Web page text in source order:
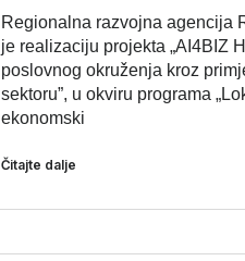
Regionalna razvojna agencija
je realizaciju projekta „AI4BIZ
poslovnog okruženja kroz
sektoru”, u okviru programa
ekonomski
Čitajte dalje